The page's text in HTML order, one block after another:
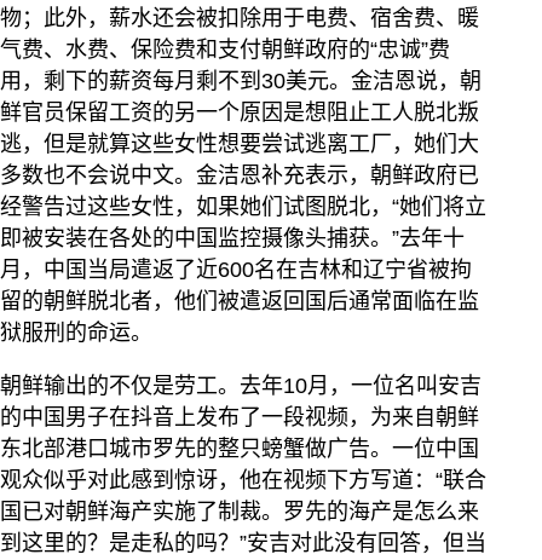
物；此外，薪水还会被扣除用于电费、宿舍费、暖
气费、水费、保险费和支付朝鲜政府的“忠诚”费
用，剩下的薪资每月剩不到30美元。金洁恩说，朝
鲜官员保留工资的另一个原因是想阻止工人脱北叛
逃，但是就算这些女性想要尝试逃离工厂，她们大
多数也不会说中文。金洁恩补充表示，朝鲜政府已
经警告过这些女性，如果她们试图脱北，“她们将立
即被安装在各处的中国监控摄像头捕获。”去年十
月，中国当局遣返了近600名在吉林和辽宁省被拘
留的朝鲜脱北者，他们被遣返回国后通常面临在监
狱服刑的命运。
朝鲜输出的不仅是劳工。去年10月，一位名叫安吉
的中国男子在抖音上发布了一段视频，为来自朝鲜
东北部港口城市罗先的整只螃蟹做广告。一位中国
观众似乎对此感到惊讶，他在视频下方写道：“联合
国已对朝鲜海产实施了制裁。罗先的海产是怎么来
到这里的？是走私的吗？”安吉对此没有回答，但当